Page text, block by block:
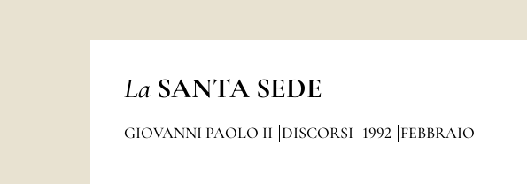
La SANTA SEDE
GIOVANNI PAOLO II DISCORSI 1992 FEBBRAIO